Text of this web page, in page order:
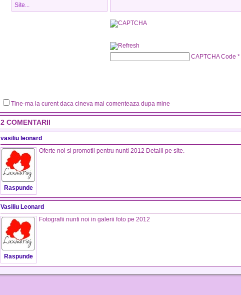
CAPTCHA Code *
Tine-ma la curent daca cineva mai comenteaza dupa mine
2 COMENTARII
vasiliu leonard
Raspunde
Oferte noi si promotii pentru nunti 2012 Detalii pe site.
Vasiliu Leonard
Raspunde
Fotografii nunti noi in galerii foto pe 2012